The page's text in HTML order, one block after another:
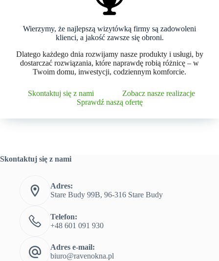
Wierzymy, że najlepszą wizytówką firmy są zadowoleni
klienci, a jakość zawsze się obroni.
Dlatego każdego dnia rozwijamy nasze produkty i usługi, by
dostarczać rozwiązania, które naprawdę robią różnicę – w
Twoim domu, inwestycji, codziennym komforcie.
Skontaktuj się z nami
Zobacz nasze realizacje
Sprawdź naszą ofertę
Skontaktuj się z nami
Adres:
Stare Budy 99B, 96-316 Stare Budy
Telefon:
+48 601 091 930
Adres e-mail:
biuro@ravenokna.pl